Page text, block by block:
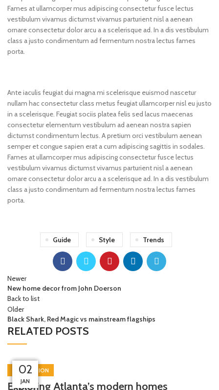
Fames at ullamcorper mus adipiscing consectetur fusce lectus
vestibulum vivamus dictumst vivamus parturient nisl a aenean
ornare consectetur dolor arcu a a scelerisque ad. In a dis vestibulum
class a justo condimentum ad fermentum nostra lectus fames
porta.
Ante iaculis feugiat dui magna mi scelerisque euismod nascetur
nullam hac consectetur class metus feugiat ullamcorper nisl eu justo
in a scelerisque. Feugiat sociis platea felis sed lacus maecenas
consectetur elementum vestibulum ad aenean nostra sapien
dictumst condimentum lectus. A pretium orci vestibulum aenean
semper et congue sapien erat a cum adipiscing sagittis in sodales.
Fames at ullamcorper mus adipiscing consectetur fusce lectus
vestibulum vivamus dictumst vivamus parturient nisl a aenean
ornare consectetur dolor arcu a a scelerisque ad. In a dis vestibulum
class a justo condimentum ad fermentum nostra lectus fames
porta.
Guide Style Trends
Newer
New home decor from John Doerson
Back to list
Older
Black Shark, Red Magic vs mainstream flagships
RELATED POSTS
27
AUG
DECORATION
Exploring Atlanta’s modern homes
27
AUG
27
AUG
26
AUG
02
JAN